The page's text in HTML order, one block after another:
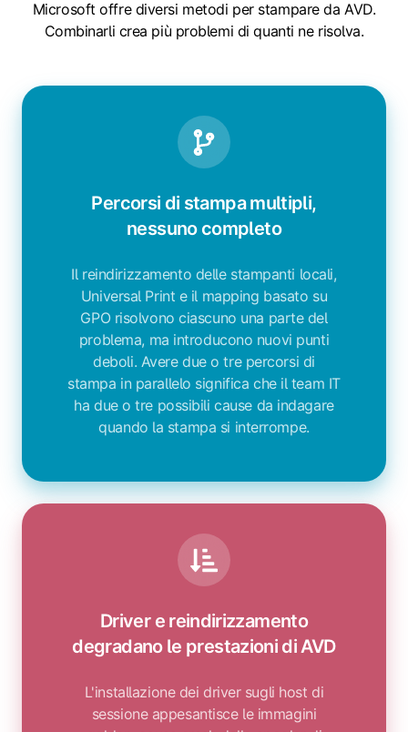
Microsoft offre diversi metodi per stampare da AVD.
Combinarli crea più problemi di quanti ne risolva.
Percorsi di stampa multipli,
nessuno completo
Il reindirizzamento delle stampanti locali,
Universal Print e il mapping basato su
GPO risolvono ciascuno una parte del
problema, ma introducono nuovi punti
deboli. Avere due o tre percorsi di
stampa in parallelo significa che il team IT
ha due o tre possibili cause da indagare
quando la stampa si interrompe.
Driver e reindirizzamento
degradano le prestazioni di AVD
L'installazione dei driver sugli host di
sessione appesantisce le immagini